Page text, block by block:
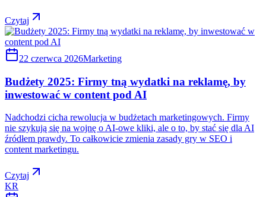
Czytaj
22 czerwca 2026Marketing
Budżety 2025: Firmy tną wydatki na reklamę, by
inwestować w content pod AI
Nadchodzi cicha rewolucja w budżetach marketingowych. Firmy
nie szykują się na wojnę o AI-owe kliki, ale o to, by stać się dla AI
źródłem prawdy. To całkowicie zmienia zasady gry w SEO i
content marketingu.
Czytaj
KR